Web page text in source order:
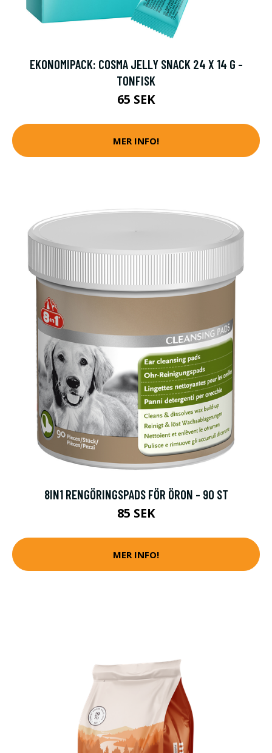
EKONOMIPACK: COSMA JELLY SNACK 24 X 14 G -
TONFISK
65 SEK
MER INFO!
8IN1 RENGÖRINGSPADS FÖR ÖRON - 90 ST
85 SEK
MER INFO!